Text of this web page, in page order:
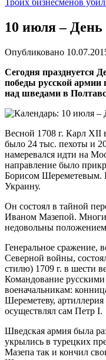
Троих бизнесменов
10 июля –
Опубликовано
Сегодня празднуется
победы русской армии
над шведами в
Весной 1708 г. Карл XII
было 24 тыс. пехоты и
намеревался идти на
направление было
Борисом Шереметевым.
Украину.
Он состоял в тайной
Иваном Мазепой.
недовольны
Генеральное сражение,
Северной войны,
стилю) 1709 г. в шести
Командование
военачальникам:
Шереметеву,
осуществлял сам Петр I.
Шведская армия была
укрылись в турецких
Мазепа так и кончил